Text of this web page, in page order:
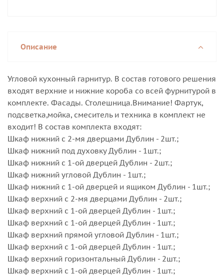
Описание
Угловой кухонный гарнитур. В состав готового решения
входят верхние и нижние короба со всей фурнитурой в
комплекте. Фасады. Столешница.Внимание! Фартук,
подсветка,мойка, смеситель и техника в комплект не
входит! В состав комплекта входят:
Шкаф нижний с 2-мя дверцами Дублин - 2шт.;
Шкаф нижний под духовку Дублин - 1шт.;
Шкаф нижний с 1-ой дверцей Дублин - 2шт.;
Шкаф нижний угловой Дублин - 1шт.;
Шкаф нижний с 1-ой дверцей и ящиком Дублин - 1шт.;
Шкаф верхний с 2-мя дверцами Дублин - 2шт.;
Шкаф верхний с 1-ой дверцей Дублин - 1шт.;
Шкаф верхний с 1-ой дверцей Дублин - 1шт.;
Шкаф верхний прямой угловой Дублин - 1шт.;
Шкаф верхний с 1-ой дверцей Дублин - 1шт.;
Шкаф верхний горизонтальный Дублин - 2шт.;
Шкаф верхний с 1-ой дверцей Дублин - 1шт.;